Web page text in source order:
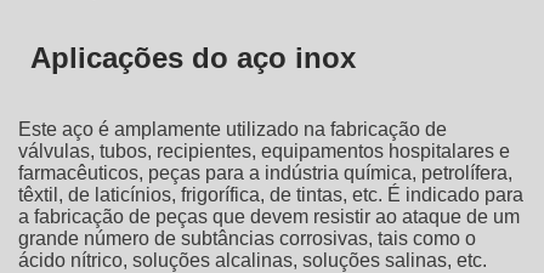
Aplicações do aço inox
Este aço é amplamente utilizado na fabricação de
válvulas, tubos, recipientes, equipamentos hospitalares e
farmacêuticos, peças para a indústria química, petrolífera,
têxtil, de laticínios, frigorífica, de tintas, etc. É indicado para
a fabricação de peças que devem resistir ao ataque de um
grande número de subtâncias corrosivas, tais como o
ácido nítrico, soluções alcalinas, soluções salinas, etc.